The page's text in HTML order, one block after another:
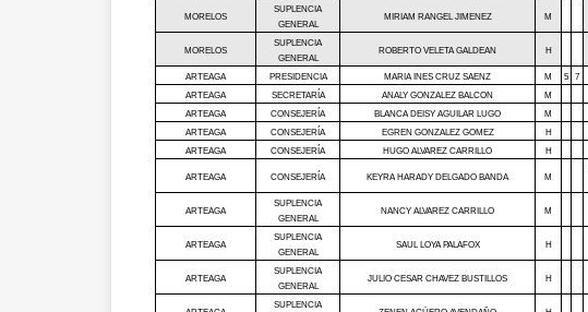
MORELOS
SUPLENCIA
GENERAL
MIRIAM RANGEL JIMENEZ M
MORELOS
SUPLENCIA
GENERAL
ROBERTO VELETA GALDEAN H
ARTEAGA PRESIDENCIA MARIA INES CRUZ SAENZ M 5
7
ARTEAGA
SECRETARÍA ANALY GONZALEZ BALCON M
ARTEAGA
CONSEJERÍA BLANCA DEISY AGUILAR LUGO
M
ARTEAGA
CONSEJERÍA EGREN GONZALEZ GOMEZ H
ARTEAGA
CONSEJERÍA HUGO ALVAREZ CARRILLO H
ARTEAGA CONSEJERÍA KEYRA HARADY DELGADO BANDA M
ARTEAGA
SUPLENCIA
GENERAL
NANCY ALVAREZ CARRILLO M
ARTEAGA
SUPLENCIA
GENERAL
SAUL LOYA PALAFOX H
ARTEAGA
SUPLENCIA
GENERAL
JULIO CESAR CHAVEZ BUSTILLOS H
SUPLENCIA